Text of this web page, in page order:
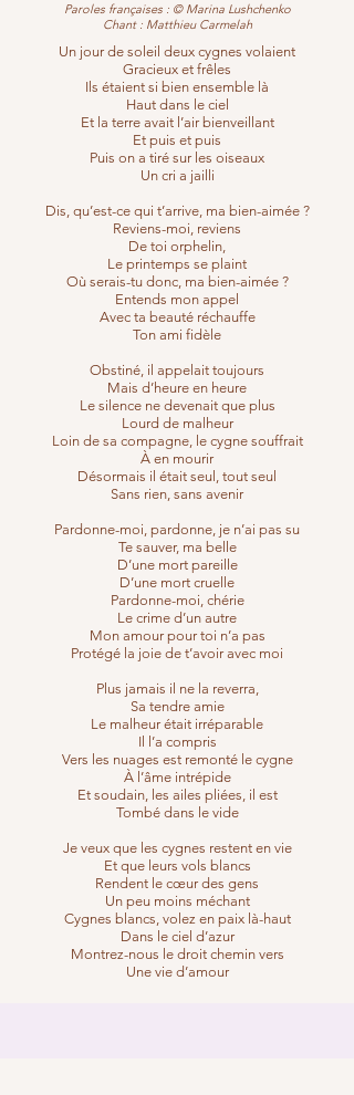
Paroles françaises : © Marina Lushchenko
Chant : Matthieu Carmelah
Un jour de soleil deux cygnes volaient
Gracieux et frêles
Ils étaient si bien ensemble là
Haut dans le ciel
Et la terre avait l’air bienveillant
Et puis et puis
Puis on a tiré sur les oiseaux
Un cri a jailli
Dis, qu’est-ce qui t’arrive, ma bien-aimée ?
Reviens-moi, reviens
De toi orphelin,
Le printemps se plaint
Où serais-tu donc, ma bien-aimée ?
Entends mon appel
Avec ta beauté réchauffe
Ton ami fidèle
Obstiné, il appelait toujours
Mais d’heure en heure
Le silence ne devenait que plus
Lourd de malheur
Loin de sa compagne, le cygne souffrait
À en mourir
Désormais il était seul, tout seul
Sans rien, sans avenir
Pardonne-moi, pardonne, je n’ai pas su
Te sauver, ma belle
D’une mort pareille
D’une mort cruelle
Pardonne-moi, chérie
Le crime d’un autre
Mon amour pour toi n’a pas
Protégé la joie de t’avoir avec moi
Plus jamais il ne la reverra,
Sa tendre amie
Le malheur était irréparable
Il l’a compris
Vers les nuages est remonté le cygne
À l’âme intrépide
Et soudain, les ailes pliées, il est
Tombé dans le vide
Je veux que les cygnes restent en vie
Et que leurs vols blancs
Rendent le cœur des gens
Un peu moins méchant
Cygnes blancs, volez en paix là-haut
Dans le ciel d’azur
Montrez-nous le droit chemin vers
Une vie d’amour